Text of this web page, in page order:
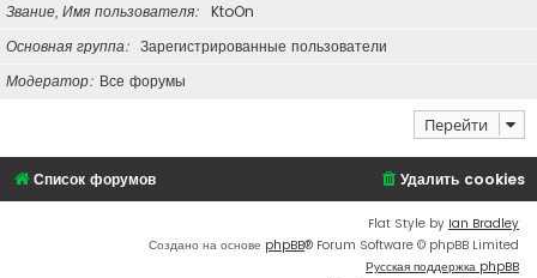
Звание, Имя пользователя
KtoOn
Основная группа
Зарегистрированные пользователи
Модератор Все форумы
Перейти
Список форумов Удалить cookies
Flat Style by Ian Bradley
Создано на основе phpBB® Forum Software © phpBB Limited
Русская поддержка phpBB